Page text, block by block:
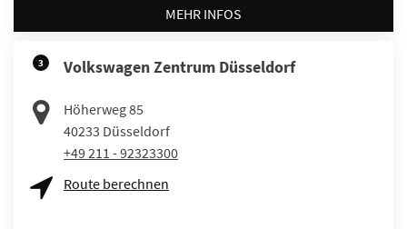
MEHR INFOS
3 Volkswagen Zentrum Düsseldorf
Höherweg 85
40233 Düsseldorf
+49 211 - 92323300
Route berechnen